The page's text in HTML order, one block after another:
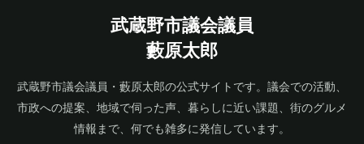
武蔵野市議会議員
藪原太郎
武蔵野市議会議員・藪原太郎の公式サイトです。議会での活動、
市政への提案、地域で伺った声、暮らしに近い課題、街のグルメ
情報まで、何でも雑多に発信しています。